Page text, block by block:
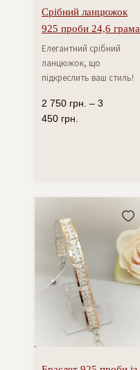
Срібний ланцюжок
925 проби 24,6 грама
Елегантний срібний
ланцюжок, що
підкреслить ваш стиль!
2 750 грн. – 3
450 грн.